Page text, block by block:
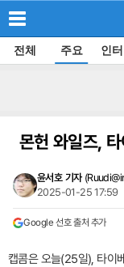
전체 주요 인
몬헌 와일즈,
윤서호 기자 (
2025-01-25 17:59
Google 선호 출처 추가
캡콤은 오늘(25일), 타이